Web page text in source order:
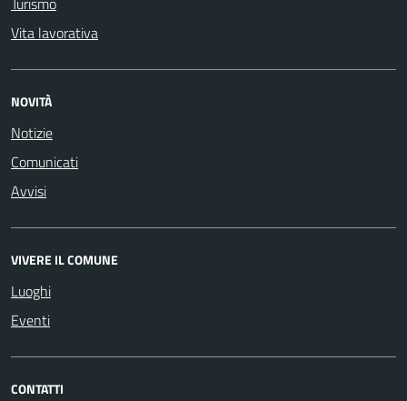
Vita lavorativa
NOVITÀ
Notizie
Comunicati
Avvisi
VIVERE IL COMUNE
Luoghi
Eventi
CONTATTI